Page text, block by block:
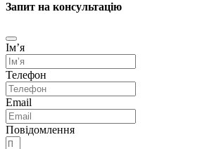
Запит на консультацію
Імʼя
Телефон
Email
Повідомлення